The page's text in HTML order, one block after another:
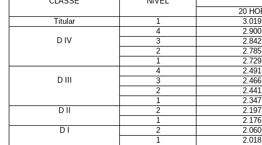
20
Titular
1
4
D IV
3
2
1
4
D III
3
2
1
D II
2
1
D I
2
1